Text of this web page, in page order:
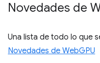
Novedades de
Una lista de todo lo que
Novedades de WebGPU